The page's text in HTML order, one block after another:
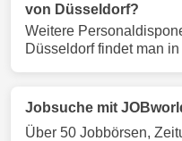
von Düsseldorf?
Weitere
Düsseldorf findet man in
Jobsuche mit
Über 50 Jobbörsen,